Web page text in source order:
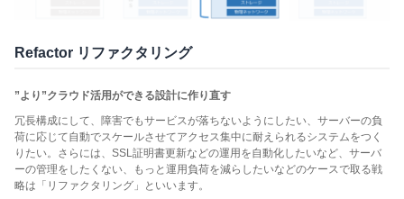
Refactor リファクタリング
”より”クラウド活用ができる設計に作り直す
冗長構成にして、障害でもサービスが落ちないようにしたい、サーバーの負
荷に応じて自動でスケールさせてアクセス集中に耐えられるシステムをつく
りたい。さらには、SSL証明書更新などの運用を自動化したいなど、サーバ
ーの管理をしたくない、もっと運用負荷を減らしたいなどのケースで取る戦
略は「リファクタリング」といいます。